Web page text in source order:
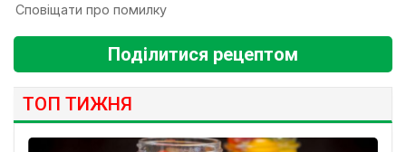
Поділитися рецептом
ТОП ТИЖНЯ